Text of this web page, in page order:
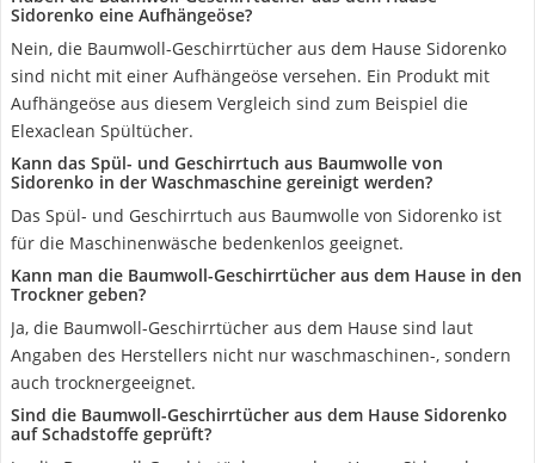
Sidorenko eine Aufhängeöse?
Nein, die Baumwoll-Geschirrtücher aus dem Hause Sidorenko
sind nicht mit einer Aufhängeöse versehen. Ein Produkt mit
Aufhängeöse aus diesem Vergleich sind zum Beispiel die
Elexaclean Spültücher.
Kann das Spül- und Geschirrtuch aus Baumwolle von
Sidorenko in der Waschmaschine gereinigt werden?
Das Spül- und Geschirrtuch aus Baumwolle von Sidorenko ist
für die Maschinenwäsche bedenkenlos geeignet.
Kann man die Baumwoll-Geschirrtücher aus dem Hause in den
Trockner geben?
Ja, die Baumwoll-Geschirrtücher aus dem Hause sind laut
Angaben des Herstellers nicht nur waschmaschinen-, sondern
auch trocknergeeignet.
Sind die Baumwoll-Geschirrtücher aus dem Hause Sidorenko
auf Schadstoffe geprüft?